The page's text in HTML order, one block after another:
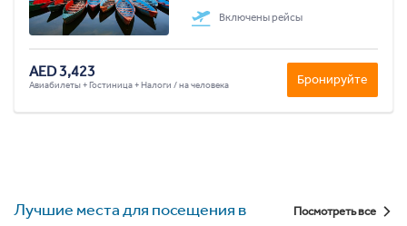
Включены рейсы
AED 3,423
Авиабилеты + Гостиница + Налоги / на человека Бронируйте
Лучшие места для посещения в
Посмотреть все